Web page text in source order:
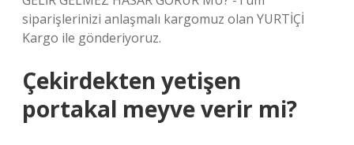
siparişlerinizi anlaşmalı kargomuz olan YURTİÇİ
Kargo ile gönderiyoruz.
Çekirdekten yetişen
portakal meyve verir mi?